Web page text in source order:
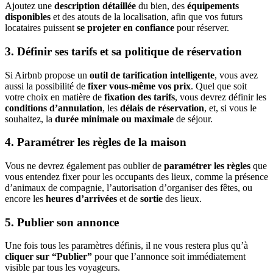
Ajoutez une description détaillée du bien, des équipements
disponibles et des atouts de la localisation, afin que vos futurs
locataires puissent se projeter en confiance pour réserver.
3. Définir ses tarifs et sa politique de réservation
Si Airbnb propose un outil de tarification intelligente, vous avez
aussi la possibilité de fixer vous-même vos prix. Quel que soit
votre choix en matière de fixation des tarifs, vous devrez définir les
conditions d’annulation, les délais de réservation, et, si vous le
souhaitez, la durée minimale ou maximale de séjour.
4. Paramétrer les règles de la maison
Vous ne devrez également pas oublier de paramétrer les règles que
vous entendez fixer pour les occupants des lieux, comme la présence
d’animaux de compagnie, l’autorisation d’organiser des fêtes, ou
encore les heures d’arrivées et de sortie des lieux.
5. Publier son annonce
Une fois tous les paramètres définis, il ne vous restera plus qu’à
cliquer sur “Publier” pour que l’annonce soit immédiatement
visible par tous les voyageurs.